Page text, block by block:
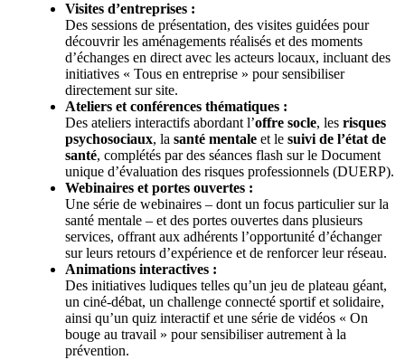
Visites d’entreprises :
Des sessions de présentation, des visites guidées pour
découvrir les aménagements réalisés et des moments
d’échanges en direct avec les acteurs locaux, incluant des
initiatives « Tous en entreprise » pour sensibiliser
directement sur site.
Ateliers et conférences thématiques :
Des ateliers interactifs abordant l’offre socle, les risques
psychosociaux, la santé mentale et le suivi de l’état de
santé, complétés par des séances flash sur le Document
unique d’évaluation des risques professionnels (DUERP).
Webinaires et portes ouvertes :
Une série de webinaires – dont un focus particulier sur la
santé mentale – et des portes ouvertes dans plusieurs
services, offrant aux adhérents l’opportunité d’échanger
sur leurs retours d’expérience et de renforcer leur réseau.
Animations interactives :
Des initiatives ludiques telles qu’un jeu de plateau géant,
un ciné-débat, un challenge connecté sportif et solidaire,
ainsi qu’un quiz interactif et une série de vidéos « On
bouge au travail » pour sensibiliser autrement à la
prévention.